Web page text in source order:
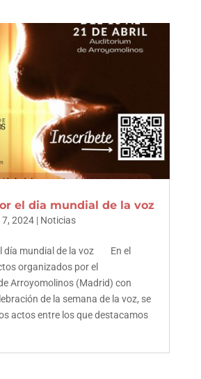
el dia mundial de la voz
7, 2024| Noticias
día mundial de la voz En el
organizados por el
Arroyomolinos (Madrid) con
de la semana de la voz, se
actos entre los que destacamos